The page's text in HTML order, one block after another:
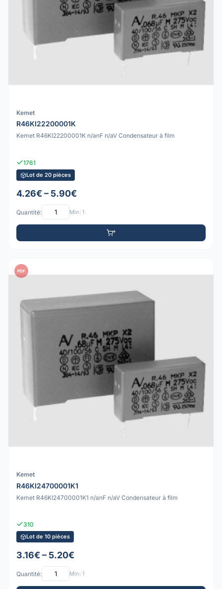
Kemet
R46KI22200001K
Kemet R46KI22200001K n/anF n/aV Condensateur à film
1761
Lot de 20 pièces
4.26€ – 5.90€
Quantité: Min: 1
PDF
Kemet
R46KI24700001K1
Kemet R46KI24700001K1 n/anF n/aV Condensateur à film
310
Lot de 10 pièces
3.16€ – 5.20€
Quantité: Min: 1